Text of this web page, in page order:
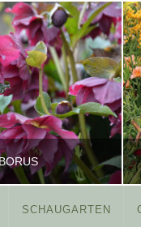
SCHAUGARTEN